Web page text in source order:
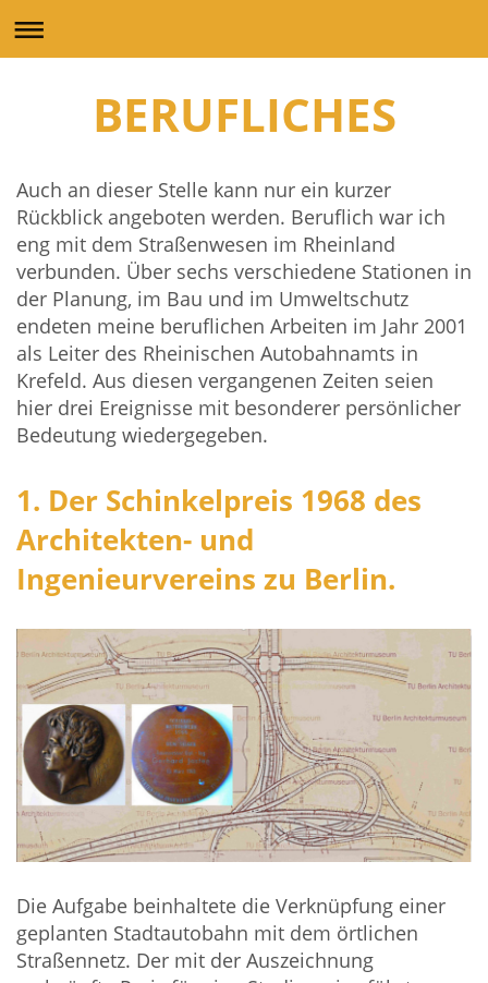
BERUFLICHES
Auch an dieser Stelle kann nur ein kurzer
Rückblick angeboten werden. Beruflich war ich
eng mit dem Straßenwesen im Rheinland
verbunden. Über sechs verschiedene Stationen in
der Planung, im Bau und im Umweltschutz
endeten meine beruflichen Arbeiten im Jahr 2001
als Leiter des Rheinischen Autobahnamts in
Krefeld. Aus diesen vergangenen Zeiten seien
hier drei Ereignisse mit besonderer persönlicher
Bedeutung wiedergegeben.
1. Der Schinkelpreis 1968 des
Architekten- und
Ingenieurvereins zu Berlin.
Die Aufgabe beinhaltete die Verknüpfung einer
geplanten Stadtautobahn mit dem örtlichen
Straßennetz. Der mit der Auszeichnung